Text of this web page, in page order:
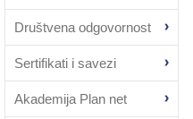
Društvena odgovornost
Sertifikati i savezi
Akademija Plan net